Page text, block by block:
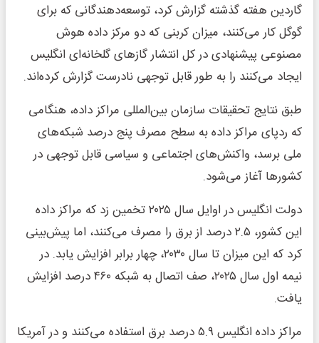
گاردین هفته گذشته گزارش کرد، توسعه‌دهندگانی که برای
گوگل کار می‌کنند، میزان کربنی که دو مرکز داده هوش
مصنوعی پیشنهادی در کل انتشار گازهای گلخانه‌ای انگلیس
ایجاد می‌کنند را به طور قابل توجهی نادرست گزارش کرده‌اند.
طبق نتایج تحقیقات سازمان بین‌المللی مراکز داده، هنگامی
که ردپای مراکز داده به سطح مصرف پنج درصد شبکه‌های
ملی برسد، واکنش‌های اجتماعی و سیاسی قابل توجهی در
کشورها آغاز می‌شود.
دولت انگلیس در اوایل سال ۲۰۲۵ تخمین زد که مراکز داده
این کشور، ۲.۵ درصد از برق را مصرف می‌کنند، اما پیش‌بینی
کرد که این میزان تا سال ۲۰۳۰، چهار برابر افزایش یابد. در
نیمه اول سال ۲۰۲۵، صف اتصال به شبکه ۴۶۰ درصد افزایش
یافت.
مراکز داده انگلیس ۵.۹ درصد برق استفاده می‌کنند و در آمریکا